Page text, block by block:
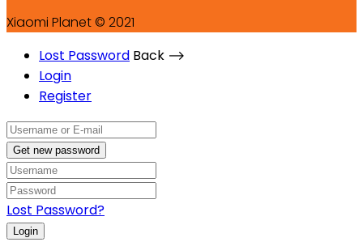
Xiaomi Planet © 2021
Lost Password Back ⟶
Login
Register
Get new password
Lost Password?
Login